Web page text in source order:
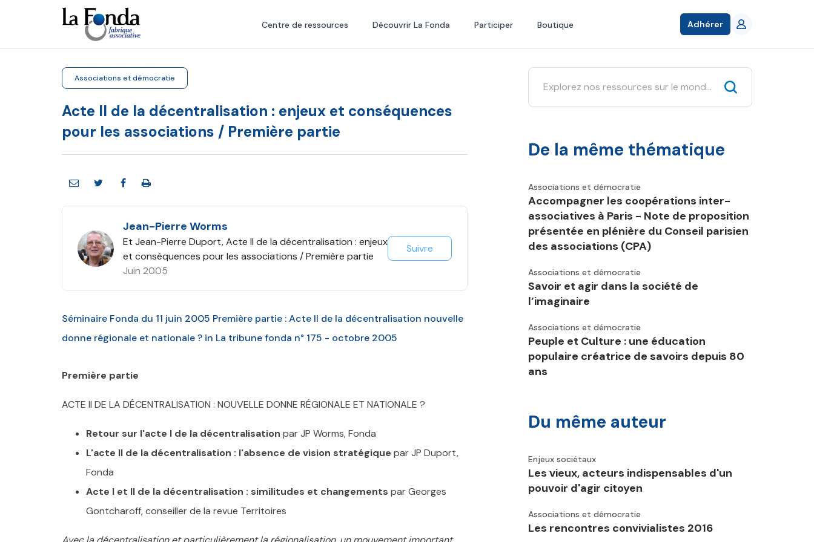
principal
Centre de ressources Découvrir La Fonda Participer Boutique Adhérer
Associations et démocratie
Acte II de la décentralisation : enjeux et conséquences
pour les associations / Première partie
Jean-Pierre Worms
Et Jean-Pierre Duport, Acte II de la décentralisation : enjeux
et conséquences pour les associations / Première partie
Juin 2005
Suivre
Séminaire Fonda du 11 juin 2005 Première partie : Acte II de la décentralisation nouvelle
donne régionale et nationale ? in La tribune fonda n° 175 - octobre 2005
Première partie
ACTE II DE LA DÉCENTRALISATION : NOUVELLE DONNE RÉGIONALE ET NATIONALE ?
Retour sur l'acte I de la décentralisation par JP Worms, Fonda
L'acte II de la décentralisation : l'absence de vision stratégique par JP Duport,
Fonda
Acte I et II de la décentralisation : similitudes et changements par Georges
Gontcharoff, conseiller de la revue Territoires
De la même thématique
Associations et démocratie
Accompagner les coopérations inter-
associatives à Paris - Note de proposition
présentée en plénière du Conseil parisien
des associations (CPA)
Associations et démocratie
Savoir et agir dans la société de
l’imaginaire
Associations et démocratie
Peuple et Culture : une éducation
populaire créatrice de savoirs depuis 80
ans
Du même auteur
Enjeux sociétaux
Les vieux, acteurs indispensables d'un
pouvoir d'agir citoyen
Associations et démocratie
Les rencontres convivialistes 2016